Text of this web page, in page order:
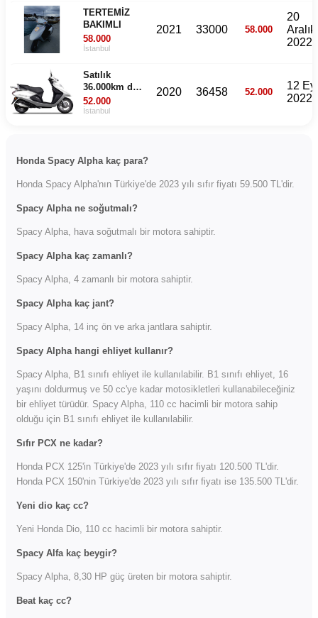
ALPHA
TERTEMİZ
BAKIMLI
58.000
İstanbul
2021 33000 58.000
20
Aralık
2022
Satılık
36.000km de
2020 model
spacy alpha.
52.000
İstanbul
2020 36458 52.000
12
2022
Honda Spacy Alpha kaç para?
Honda Spacy Alpha'nın Türkiye'de 2023 yılı sıfır fiyatı 59.500 TL'dir.
Spacy Alpha ne soğutmalı?
Spacy Alpha, hava soğutmalı bir motora sahiptir.
Spacy Alpha kaç zamanlı?
Spacy Alpha, 4 zamanlı bir motora sahiptir.
Spacy Alpha kaç jant?
Spacy Alpha, 14 inç ön ve arka jantlara sahiptir.
Spacy Alpha hangi ehliyet kullanır?
Spacy Alpha, B1 sınıfı ehliyet ile kullanılabilir. B1 sınıfı ehliyet, 16
yaşını doldurmuş ve 50 cc'ye kadar motosikletleri kullanabileceğiniz
bir ehliyet türüdür. Spacy Alpha, 110 cc hacimli bir motora sahip
olduğu için B1 sınıfı ehliyet ile kullanılabilir.
Sıfır PCX ne kadar?
Honda PCX 125'in Türkiye'de 2023 yılı sıfır fiyatı 120.500 TL'dir.
Honda PCX 150'nin Türkiye'de 2023 yılı sıfır fiyatı ise 135.500 TL'dir.
Yeni dio kaç cc?
Yeni Honda Dio, 110 cc hacimli bir motora sahiptir.
Spacy Alfa kaç beygir?
Spacy Alpha, 8,30 HP güç üreten bir motora sahiptir.
Beat kaç cc?